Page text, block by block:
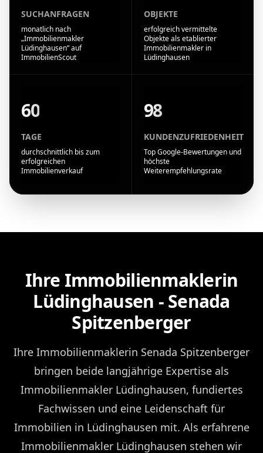
SUCHANFRAGEN
monatlich nach
„Immobilienmakler
Lüdinghausen“ auf
ImmobilienScout
OBJEKTE
erfolgreich vermittelte
Objekte als etablierter
Immobilienmakler in
Lüdinghausen
60
TAGE
durchschnittlich bis zum
erfolgreichen
Immobilienverkauf
98
KUNDENZUFRIEDENHEIT
Top Google-Bewertungen und
höchste
Weiterempfehlungsrate
Ihre Immobilienmaklerin
Lüdinghausen - Senada
Spitzenberger
Ihre Immobilienmaklerin Senada Spitzenberger
bringen beide langjährige Expertise als
Immobilienmakler Lüdinghausen, fundiertes
Fachwissen und eine Leidenschaft für
Immobilien in Lüdinghausen mit. Als erfahrene
Immobilienmakler Lüdinghausen stehen wir